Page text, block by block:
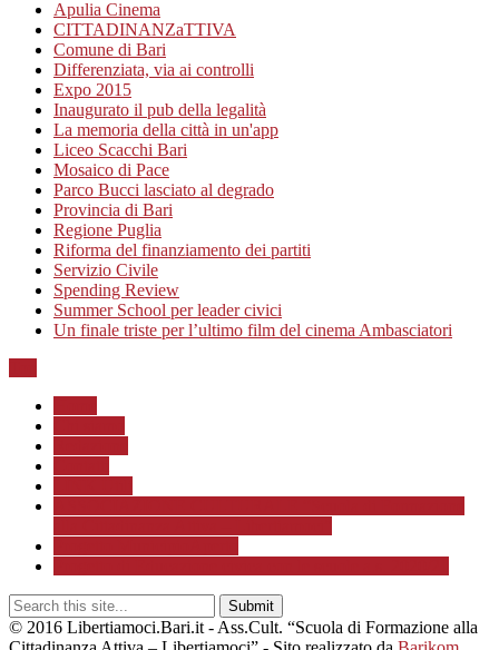
Apulia Cinema
CITTADINANZaTTIVA
Comune di Bari
Differenziata, via ai controlli
Expo 2015
Inaugurato il pub della legalità
La memoria della città in un'app
Liceo Scacchi Bari
Mosaico di Pace
Parco Bucci lasciato al degrado
Provincia di Bari
Regione Puglia
Riforma del finanziamento dei partiti
Servizio Civile
Spending Review
Summer School per leader civici
Un finale triste per l’ultimo film del cinema Ambasciatori
© 2016 Libertiamoci.Bari.it - Ass.Cult. “Scuola di Formazione alla